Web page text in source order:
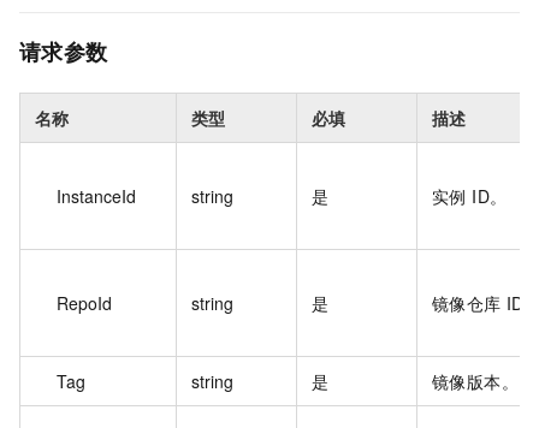
请求参数
名称 类型 必填 描述
InstanceId string 是 实例 ID。
RepoId string 是 镜像仓库 ID
Tag string 是 镜像版本。